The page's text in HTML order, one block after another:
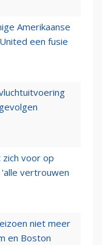
Amerikaanse
een fusie
voor op
vertrouwen
niet meer
en Boston